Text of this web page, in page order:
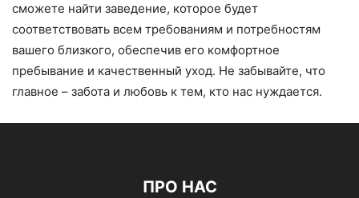
сможете найти заведение, которое будет
соответствовать всем требованиям и потребностям
вашего близкого, обеспечив его комфортное
пребывание и качественный уход. Не забывайте, что
главное – забота и любовь к тем, кто нас нуждается.
ПРО НАС